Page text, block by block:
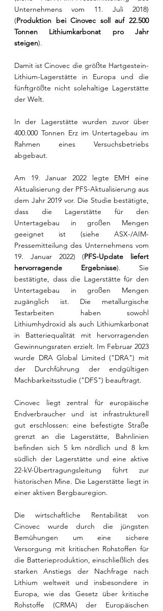
Unternehmens vom 11. Juli 2018)
(Produktion bei Cinovec soll auf 22.500
Tonnen Lithiumkarbonat pro Jahr
steigen).
Damit ist Cinovec die größte Hartgestein-
Lithium-Lagerstätte in Europa und die
fünftgrößte nicht solehaltige Lagerstätte
der Welt.
In der Lagerstätte wurden zuvor über
400.000 Tonnen Erz im Untertagebau im
Rahmen eines Versuchsbetriebs
abgebaut.
Am 19. Januar 2022 legte EMH eine
Aktualisierung der PFS-Aktualisierung aus
dem Jahr 2019 vor. Die Studie bestätigte,
dass die Lagerstätte für den
Untertagebau in großen Mengen
geeignet ist (siehe ASX-/AIM-
Pressemitteilung des Unternehmens vom
19. Januar 2022) (PFS-Update liefert
hervorragende Ergebnisse). Sie
bestätigte, dass die Lagerstätte für den
Untertagebau in großen Mengen
zugänglich ist. Die metallurgische
Testarbeiten haben sowohl
Lithiumhydroxid als auch Lithiumkarbonat
in Batteriequalität mit hervorragenden
Gewinnungsraten erzielt. Im Februar 2023
wurde DRA Global Limited ("DRA") mit
der Durchführung der endgültigen
Machbarkeitsstudie ("DFS") beauftragt.
Cinovec liegt zentral für europäische
Endverbraucher und ist infrastrukturell
gut erschlossen: eine befestigte Straße
grenzt an die Lagerstätte, Bahnlinien
befinden sich 5 km nördlich und 8 km
südlich der Lagerstätte und eine aktive
22-kV-Übertragungsleitung führt zur
historischen Mine. Die Lagerstätte liegt in
einer aktiven Bergbauregion.
Die wirtschaftliche Rentabilität von
Cinovec wurde durch die jüngsten
Bemühungen um eine sichere
Versorgung mit kritischen Rohstoffen für
die Batterieproduktion, einschließlich des
starken Anstiegs der Nachfrage nach
Lithium weltweit und insbesondere in
Europa, wie das Gesetz über kritische
Rohstoffe (CRMA) der Europäischen